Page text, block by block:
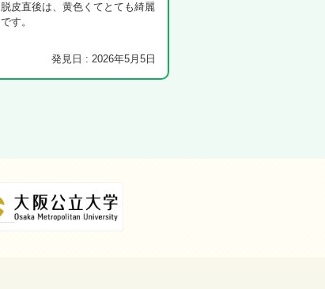
脱皮直後は、黄色くてとても綺麗
です。
発見日 : 2026年5月5日